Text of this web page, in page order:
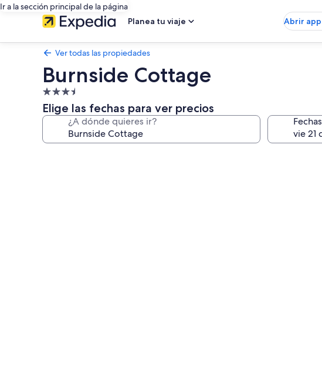
Ir a la sección principal de la página
Planea tu viaje
Abrir app
Ver todas las propiedades
Burnside Cottage
Propiedad
de
3.5
estrellas
Elige las fechas para ver precios
¿A dónde quieres ir? Fechas